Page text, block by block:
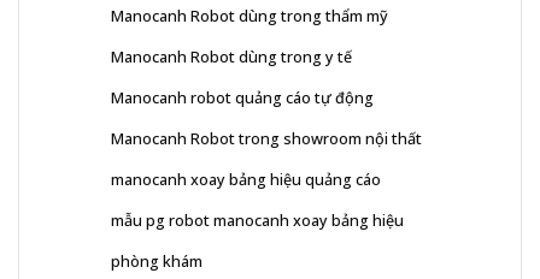
Manocanh Robot dùng trong thẩm mỹ
Manocanh Robot dùng trong y tế
Manocanh robot quảng cáo tự động
Manocanh Robot trong showroom nội thất
manocanh xoay bảng hiệu quảng cáo
mẫu pg robot manocanh xoay bảng hiệu
phòng khám